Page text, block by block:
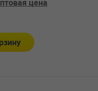
цена